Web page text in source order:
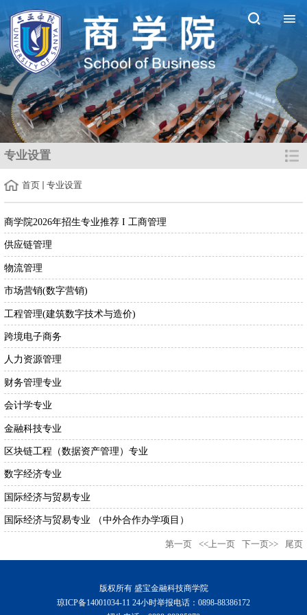
专业设置
首页 专业设置
商学院2026年招生专业推荐 І 工商管理
供应链管理
物流管理
市场营销(数字营销)
工程管理(建筑数字技术与造价)
跨境电子商务
人力资源管理
财务管理专业
会计学专业
金融科技专业
区块链工程（数据资产管理）专业
数字经济专业
国际经济与贸易专业
国际经济与贸易专业 （中外合作办学项目）
第一页 <<上一页 下一页>> 尾页
版权所有 盛宝金融科技商学院
琼ICP备14001034-11 24小时举报电话：0898-88386172